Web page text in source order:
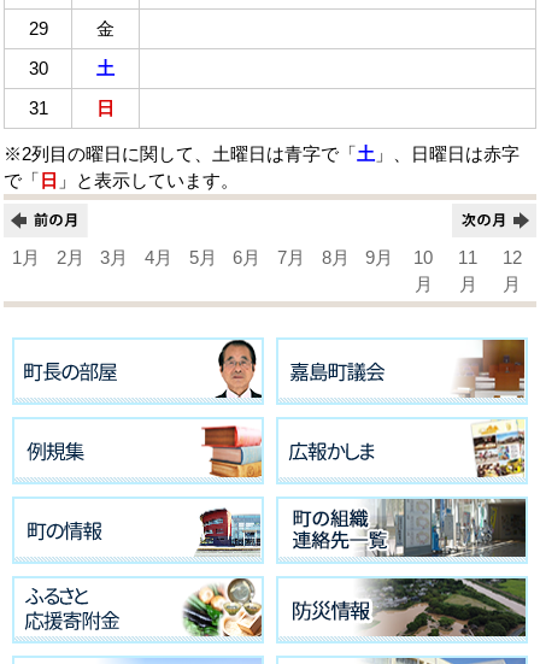
29
金
30
土
31
日
※2列目の曜日に関して、土曜日は青字で「土 」、日曜日は赤字
で「 日 」と表示しています。
1月 2月 3月 4月 5月 6月 7月 8月 9月
10
月
11
月
12
月